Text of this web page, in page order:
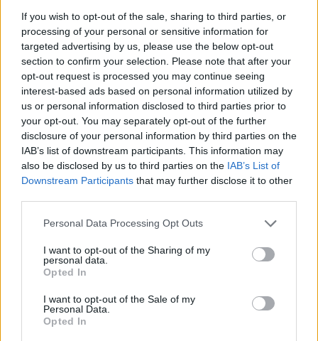
If you wish to opt-out of the sale, sharing to third parties, or
processing of your personal or sensitive information for
targeted advertising by us, please use the below opt-out
section to confirm your selection. Please note that after your
opt-out request is processed you may continue seeing
interest-based ads based on personal information utilized by
us or personal information disclosed to third parties prior to
your opt-out. You may separately opt-out of the further
disclosure of your personal information by third parties on the
IAB’s list of downstream participants. This information may
also be disclosed by us to third parties on the IAB’s List of
Downstream Participants that may further disclose it to other
Please note that this website/app uses one or more Google
not limited to your visit or usage behaviour. You may click to
grant or deny consent to Google and its third-party tags to
use your data for below specified purposes in below Google
consent section.
Personal Data Processing Opt Outs
I want to opt-out of the Sharing of my
personal data.
Opted In
I want to opt-out of the Sale of my
Personal Data.
Opted In
Multe ai genitori per i colloqui saltati: la decisione di
Bolzano
Paolo Mariani · 4 Ago 2026
BREAKING NEWS